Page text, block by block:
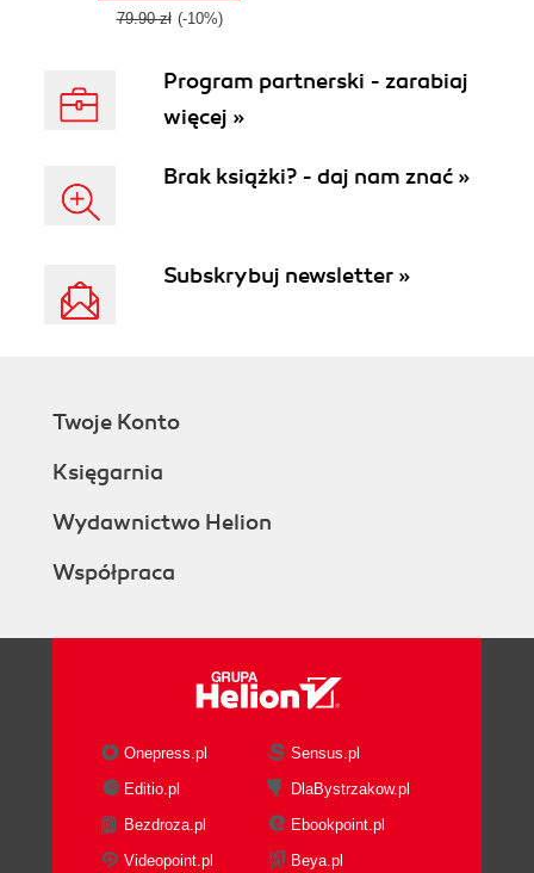
79.90 zł (-10%)
Program partnerski - zarabiaj
więcej »
Brak książki? - daj nam znać »
Subskrybuj newsletter »
Twoje Konto
Księgarnia
Wydawnictwo Helion
Współpraca
Onepress.pl
Sensus.pl
Editio.pl
DlaBystrzakow.pl
Bezdroza.pl
Ebookpoint.pl
Videopoint.pl
Beya.pl